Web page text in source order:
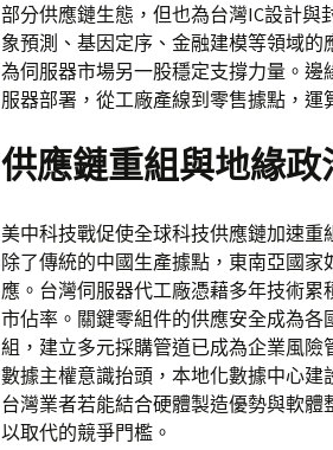
部分供應鏈生態，但也為台灣IC設計
象預測、基因定序、金融建模等領域
為伺服器市場另一股穩定支撐力量。
服器部署，從工廠產線到零售據點，運
供應鏈重組與地緣
美中科技戰促使全球科技供應鏈加速重
除了傳統的中國生產據點，東南亞國
應。台灣伺服器代工廠憑藉多年技術
市佔率。關鍵零組件的供應安全成為
組，建立多元採購管道已成為企業風
數據主權意識抬頭，本地化數據中心建
台灣業者若能結合硬體製造優勢與軟
以取代的競爭門檻。